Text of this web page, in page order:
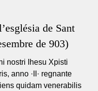
de Sant
de 903)
nostri Ihesu Xpisti
anno ·II· regnante
quidam venerabilis